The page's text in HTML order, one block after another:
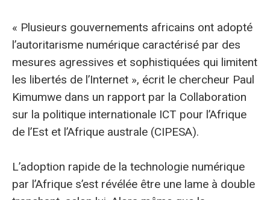
« Plusieurs gouvernements africains ont adopté
l’autoritarisme numérique caractérisé par des
mesures agressives et sophistiquées qui limitent
les libertés de l’Internet », écrit le chercheur Paul
Kimumwe dans un rapport par la Collaboration
sur la politique internationale ICT pour l’Afrique
de l’Est et l’Afrique australe (CIPESA).
L’adoption rapide de la technologie numérique
par l’Afrique s’est révélée être une lame à double